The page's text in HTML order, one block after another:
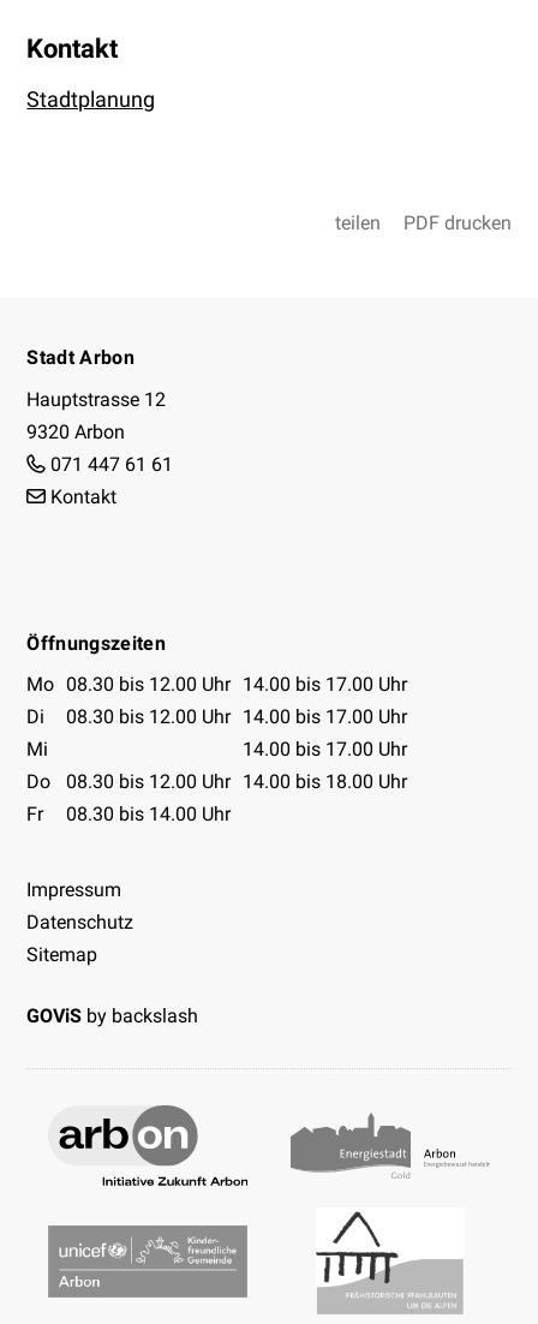
Kontakt
Stadtplanung
teilen PDF drucken
Stadt Arbon
Hauptstrasse 12
9320 Arbon
071 447 61 61
Kontakt
Öffnungszeiten
Öffnungszeiten Tabelle
Mo 08.30 bis 12.00 Uhr 14.00 bis 17.00 Uhr
Di
08.30 bis 12.00 Uhr 14.00 bis 17.00 Uhr
Mi
14.00 bis 17.00 Uhr
Do
08.30 bis 12.00 Uhr 14.00 bis 18.00 Uhr
Fr
08.30 bis 14.00 Uhr
Impressum
Datenschutz
Sitemap
GOViS by backslash